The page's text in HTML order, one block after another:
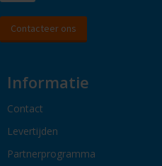
Contacteer ons
Informatie
Contact
Levertijden
Partnerprogramma